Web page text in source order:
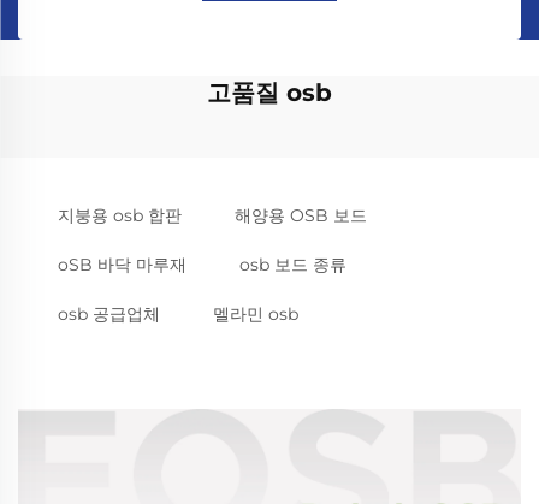
고품질 osb
지붕용 osb 합판 해양용 OSB 보드
oSB 바닥 마루재 osb 보드 종류
osb 공급업체 멜라민 osb